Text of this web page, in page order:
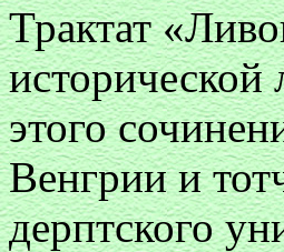
Трактат
исторической
этого
Венгрии и
дерптского